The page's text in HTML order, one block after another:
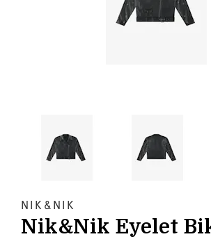
NIK&NIK
Nik&Nik Eyelet